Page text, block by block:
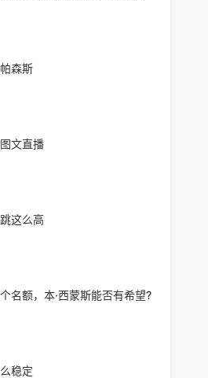
森斯
文直播
这么高
名额，本·西蒙斯能否有希望?
稳定